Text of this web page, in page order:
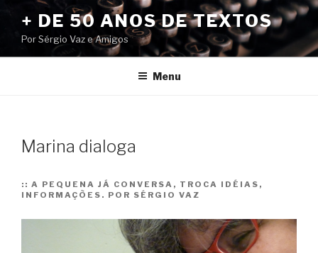
conteúdo
+ DE 50 ANOS DE TEXTOS
Por Sérgio Vaz e Amigos
Menu
Marina dialoga
:: A PEQUENA JÁ CONVERSA, TROCA IDÉIAS,
INFORMAÇÕES. POR SÉRGIO VAZ